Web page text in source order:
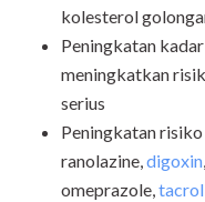
kolesterol
Peningkatan kadar
meningkatkan
serius
Peningkatan
ranolazine,digoxin
omeprazole,